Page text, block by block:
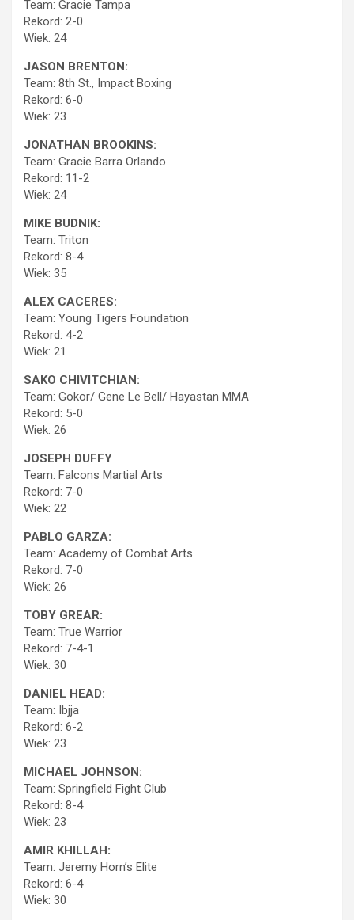
Team: Gracie Tampa
Rekord: 2-0
Wiek: 24
JASON BRENTON:
Team: 8th St., Impact Boxing
Rekord: 6-0
Wiek: 23
JONATHAN BROOKINS:
Team: Gracie Barra Orlando
Rekord: 11-2
Wiek: 24
MIKE BUDNIK:
Team: Triton
Rekord: 8-4
Wiek: 35
ALEX CACERES:
Team: Young Tigers Foundation
Rekord: 4-2
Wiek: 21
SAKO CHIVITCHIAN:
Team: Gokor/ Gene Le Bell/ Hayastan MMA
Rekord: 5-0
Wiek: 26
JOSEPH DUFFY
Team: Falcons Martial Arts
Rekord: 7-0
Wiek: 22
PABLO GARZA:
Team: Academy of Combat Arts
Rekord: 7-0
Wiek: 26
TOBY GREAR:
Team: True Warrior
Rekord: 7-4-1
Wiek: 30
DANIEL HEAD:
Team: Ibjja
Rekord: 6-2
Wiek: 23
MICHAEL JOHNSON:
Team: Springfield Fight Club
Rekord: 8-4
Wiek: 23
AMIR KHILLAH:
Team: Jeremy Horn’s Elite
Rekord: 6-4
Wiek: 30